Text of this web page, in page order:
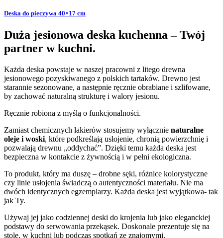
Deska do pieczywa 40×17 cm
Duża jesionowa deska kuchenna – Twój
partner w kuchni.
Każda deska powstaje w naszej pracowni z litego drewna
jesionowego pozyskiwanego z polskich tartaków. Drewno jest
starannie sezonowane, a następnie ręcznie obrabiane i szlifowane,
by zachować naturalną strukturę i walory jesionu.
Ręcznie robiona z myślą o funkcjonalności.
Zamiast chemicznych lakierów stosujemy wyłącznie naturalne
oleje i woski, które podkreślają usłojenie, chronią powierzchnię i
pozwalają drewnu „oddychać”. Dzięki temu każda deska jest
bezpieczna w kontakcie z żywnością i w pełni ekologiczna.
To produkt, który ma duszę – drobne sęki, różnice kolorystyczne
czy linie usłojenia świadczą o autentyczności materiału. Nie ma
dwóch identycznych egzemplarzy. Każda deska jest wyjątkowa- tak
jak Ty.
Używaj jej jako codziennej deski do krojenia lub jako eleganckiej
podstawy do serwowania przekąsek. Doskonale prezentuje się na
stole, w kuchni lub podczas spotkań ze znajomymi.